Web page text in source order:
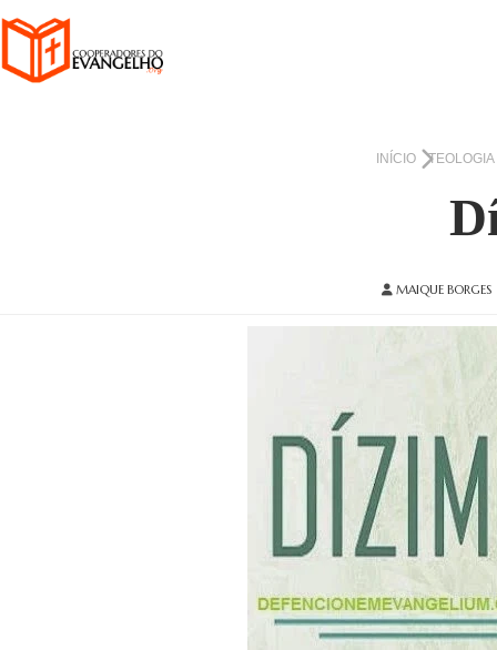
INÍCIO
MAIQUE BORGES